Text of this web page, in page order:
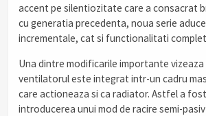
accent pe silentiozitate care a consacrat
cu generatia precedenta, noua serie
incrementale, cat si functionalitati
Una dintre modificarile importante vizeaza
ventilatorul este integrat intr-un cadru
care actioneaza si ca radiator. Astfel a
introducerea unui mod de racire semi-